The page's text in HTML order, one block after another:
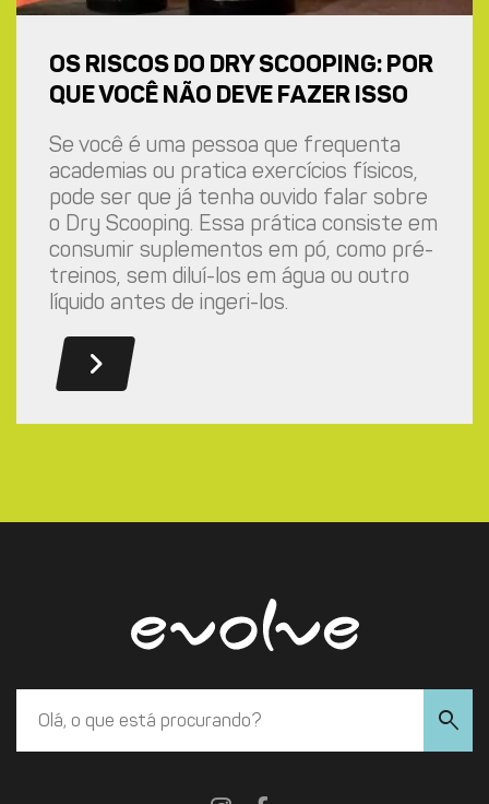
OS RISCOS DO DRY SCOOPING: POR
QUE VOCÊ NÃO DEVE FAZER ISSO
Se você é uma pessoa que frequenta
academias ou pratica exercícios físicos,
pode ser que já tenha ouvido falar sobre
o Dry Scooping. Essa prática consiste em
consumir suplementos em pó, como pré-
treinos, sem diluí-los em água ou outro
líquido antes de ingeri-los.
search